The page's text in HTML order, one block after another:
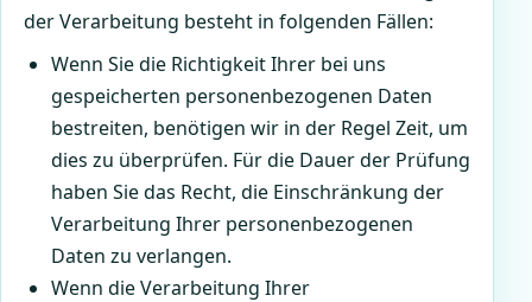
der Verarbeitung besteht in folgenden Fällen:
Wenn Sie die Richtigkeit Ihrer bei uns
gespeicherten personenbezogenen Daten
bestreiten, benötigen wir in der Regel Zeit, um
dies zu überprüfen. Für die Dauer der Prüfung
haben Sie das Recht, die Einschränkung der
Verarbeitung Ihrer personenbezogenen
Daten zu verlangen.
Wenn die Verarbeitung Ihrer